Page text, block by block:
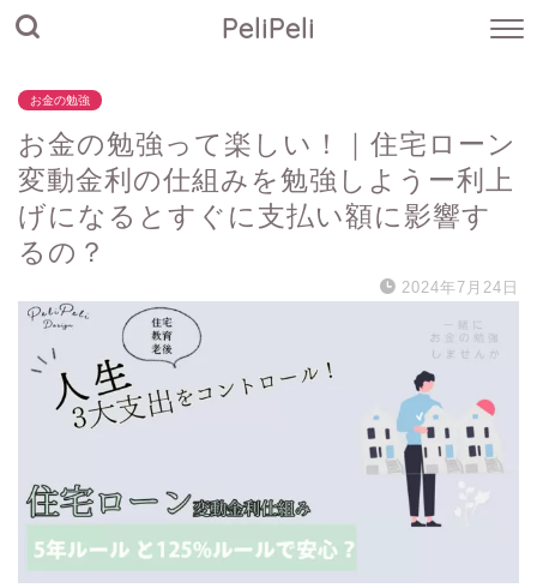
PeliPeli
お金の勉強
お金の勉強って楽しい！｜住宅ローン
変動金利の仕組みを勉強しようー利上
げになるとすぐに支払い額に影響す
るの？
2024年7月24日